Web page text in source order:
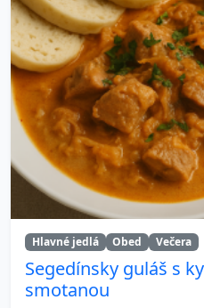
Hlavné jedlá Obed Večera
Segedínsky guláš s
smotanou